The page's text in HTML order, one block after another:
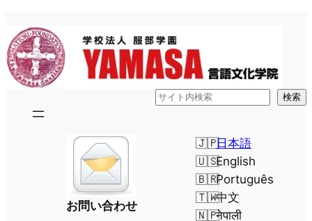
容
を
ス
検
検索
お問い合わせ
English
日本語
नेपाली
Português
中文